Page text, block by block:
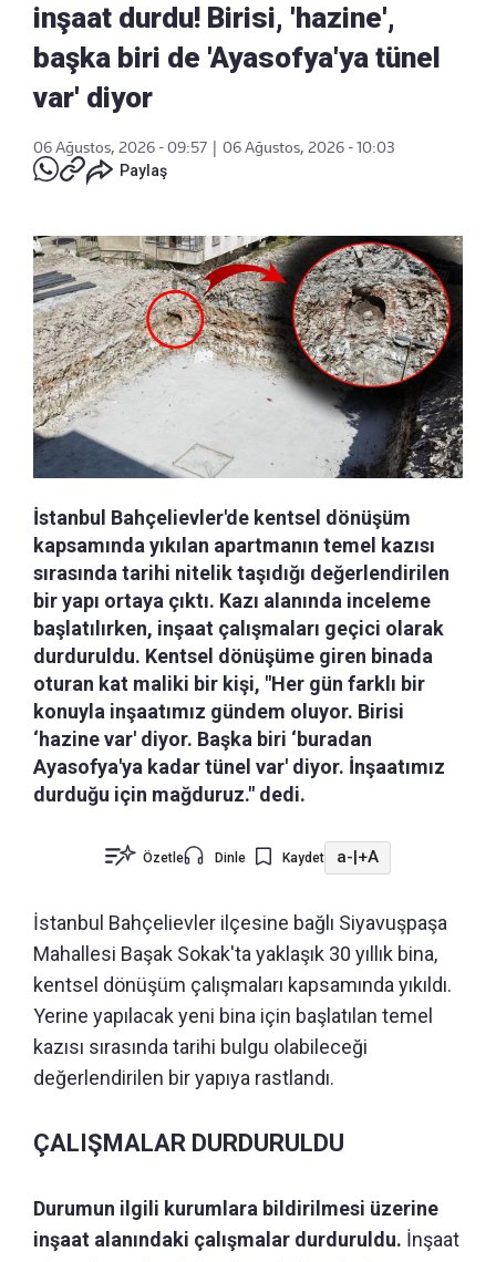
inşaat durdu! Birisi, 'hazine',
başka biri de 'Ayasofya'ya tünel
var' diyor
06 Ağustos, 2026 - 09:57
06 Ağustos, 2026 - 10:03
Paylaş
İstanbul Bahçelievler'de kentsel dönüşüm
kapsamında yıkılan apartmanın temel kazısı
sırasında tarihi nitelik taşıdığı değerlendirilen
bir yapı ortaya çıktı. Kazı alanında inceleme
başlatılırken, inşaat çalışmaları geçici olarak
durduruldu. Kentsel dönüşüme giren binada
oturan kat maliki bir kişi, "Her gün farklı bir
konuyla inşaatımız gündem oluyor. Birisi
‘hazine var' diyor. Başka biri ‘buradan
Ayasofya'ya kadar tünel var' diyor. İnşaatımız
durduğu için mağduruz." dedi.
Özetle Dinle Kaydet a-|+A
İstanbul Bahçelievler ilçesine bağlı Siyavuşpaşa
Mahallesi Başak Sokak'ta yaklaşık 30 yıllık bina,
kentsel dönüşüm çalışmaları kapsamında yıkıldı.
Yerine yapılacak yeni bina için başlatılan temel
kazısı sırasında tarihi bulgu olabileceği
değerlendirilen bir yapıya rastlandı.
ÇALIŞMALAR DURDURULDU
Durumun ilgili kurumlara bildirilmesi üzerine
inşaat alanındaki çalışmalar durduruldu. İnşaat